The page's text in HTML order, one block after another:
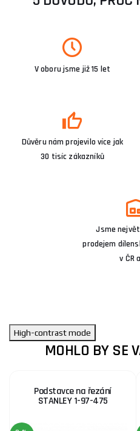
V oboru jsme již 15 let
Důvěru nám projevilo více jak
30 tisíc zákazníků
Jsme
prodejem
v ČR
High-contrast mode
MOHLO BY SE
Podstavce na řezání
STANLEY 1-97-475